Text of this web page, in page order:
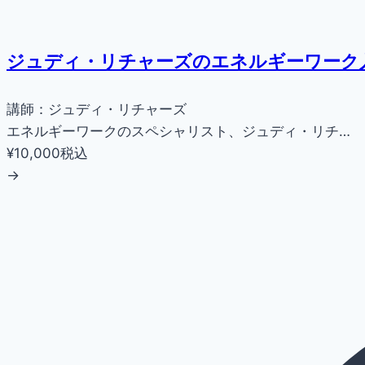
ジュディ・リチャーズのエネルギーワーク
講師：ジュディ・リチャーズ
エネルギーワークのスペシャリスト、ジュディ・リチ…
¥10,000税込
→